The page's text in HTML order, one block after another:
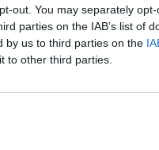
out. You may separately
parties on the IAB’s list of
by us to third parties on the
to other third parties.